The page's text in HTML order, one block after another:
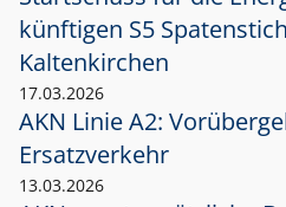
künftigen S5
Kaltenkirchen
17.03.2026
AKN Linie A2:
Ersatzverkehr
13.03.2026